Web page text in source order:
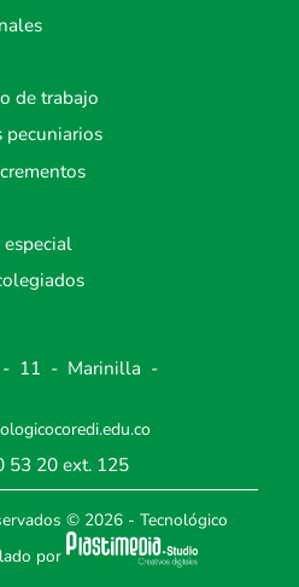
de trabajo
pecuniarios
11 - Marinilla -
53 20ext. 125
© 2026 - Tecnológico
por